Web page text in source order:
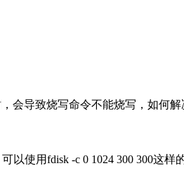
会导致烧写命令不能烧写，如何解
以使用fdisk -c 0 1024 300 300这